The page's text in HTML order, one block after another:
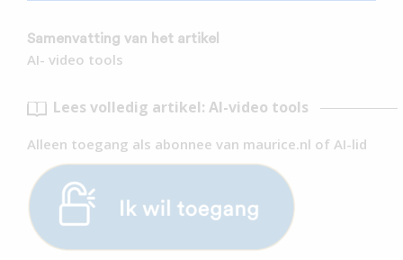
Samenvatting van het artikel
AI- video tools
Lees volledig artikel: AI-video tools
Alleen toegang als abonnee van maurice.nl of AI-lid